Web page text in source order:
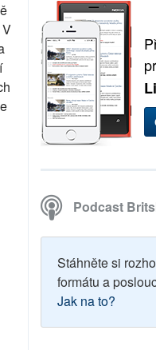
Podcast
Stáhněte si
formátu a
Jak na to?